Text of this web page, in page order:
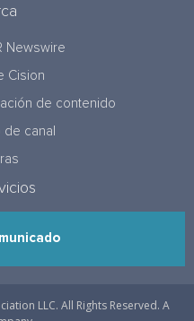
Newswire
Cision
de contenido
de canal
LLC. All Rights Reserved. A